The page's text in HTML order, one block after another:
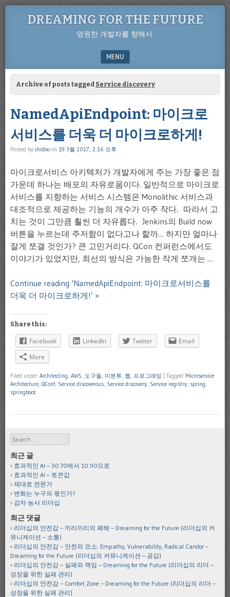
DREAMING FOR THE FUTURE
영원한 개발자를 향해서.
MENU
SKIP TO CONTENT
Archive of posts tagged Service discovery
NamedApiEndpoint: 마이크로
서비스를 더욱 더 마이크로하게!
Posted by chidoo on 19 3월 2017, 2:16 오후
마이크로서비스 아키텍처가 개발자에게 주는 가장 좋은 점
가운데 하나는 배포의 자유로움이다. 일반적으로 마이크로
서비스를 지향하는 서비스 시스템은 Monolithic 서비스과
대조적으로 제공하는 기능의 개수가 아주 작다. 따라서 고
치는 것이 그만큼 훨씬 더 자유롭다. Jenkins의 Build now
버튼을 누르는데 주저함이 없다고나 할까… 하지만 얼마나
잘게 쪼갤 것인가? 큰 고민거리다. QCon 컨퍼런스에서도
이야기가 있었지만, 최선의 방식은 가능한 작게 쪼개는 …
Continue reading ‘NamedApiEndpoint: 마이크로서비스를
더욱 더 마이크로하게!’ »
Share this:
Facebook LinkedIn Twitter
Email
More
Filed under Architecting, AWS, 도구들, 미분류, 웹, 프로그래밍 Tagged Microservice
Architecture, QConf, Service discoverous, Service discovery, Service registry, spring,
springboot
Search
최근 글
효과적인 AI – 30:70에서 10:90으로
효과적인 AI – 토큰값
제대로 전문가
변화는 누구의 몫인가?
감자 농사 리더십
최근 댓글
리더십의 안전감 – 끼리끼리의 폐해 – Dreaming for the Future (리더십의 커
뮤니케이션 – 소통)
리더십의 안전감 – 안전의 요소: Empathy, Vulnerability, Radical Candor –
Dreaming for the Future (리더십의 커뮤니케이션 – 공감)
리더십의 안전감 – 실패와 책임 – Dreaming for the Future (리더십의 리더 –
성장을 위한 실패 관리)
리더십의 안전감 – Comfort Zone – Dreaming for the Future (리더십의 리더 –
성장을 위한 실패 관리)